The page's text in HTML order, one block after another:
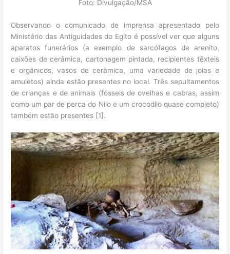
Foto: Divulgação/MSA
Observando o comunicado de imprensa apresentado pelo
Ministério das Antiguidades do Egito é possível ver que alguns
aparatos funerários (a exemplo de sarcófagos de arenito,
caixões de cerâmica, cartonagem pintada, recipientes têxteis
e orgânicos, vasos de cerâmica, uma variedade de joias e
amuletos) ainda estão presentes no local. Três sepultamentos
de crianças e de animais (fósseis de ovelhas e cabras, assim
como um par de perca do Nilo e um crocodilo quase completo)
também estão presentes [1].